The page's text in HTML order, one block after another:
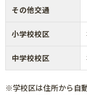
その他交通
小学校校区
中学校校区
※学校区は住所から自